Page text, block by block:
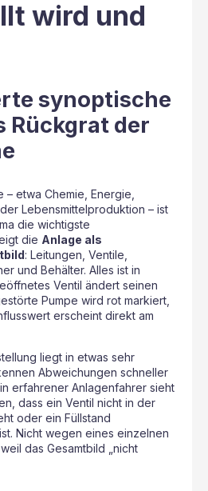
wird und
synoptische
Rückgrat der
etwa Chemie, Energie,
Lebensmittelproduktion – ist
die wichtigste
die Anlage als
: Leitungen, Ventile,
und Behälter. Alles ist in
Ventil ändert seinen
Pumpe wird rot markiert,
erscheint direkt am
liegt in etwas sehr
Abweichungen schneller
erfahrener Anlagenfahrer sieht
dass ein Ventil nicht in der
oder ein Füllstand
Nicht wegen eines einzelnen
das Gesamtbild „nicht